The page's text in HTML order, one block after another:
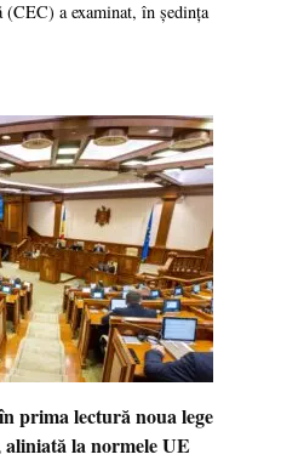
a examinat, în ședința
prima lectură noua lege
la normele UE